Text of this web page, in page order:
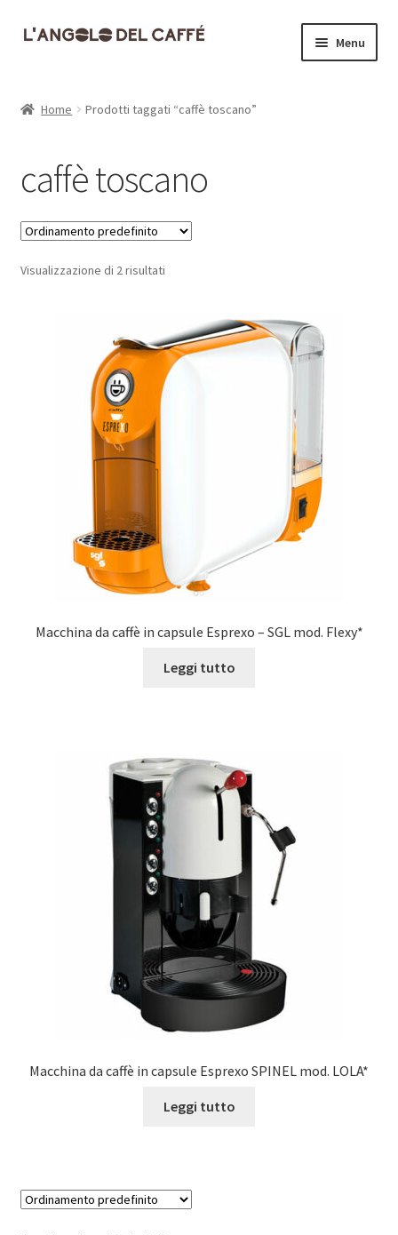
Vai
Vai
Menu
Cassa
Contatti
Dove siamo
Informativa Privacy
Home Prodotti taggati “caffè toscano”
caffè toscano
Visualizzazione di 2 risultati
Macchina da caffè in capsule Esprexo – SGL mod. Flexy*
Leggi tutto
Macchina da caffè in capsule Esprexo SPINEL mod. LOLA*
Leggi tutto